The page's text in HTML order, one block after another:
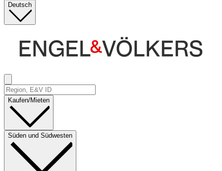
Deutsch
Kaufen/Mieten
Süden und Südwesten